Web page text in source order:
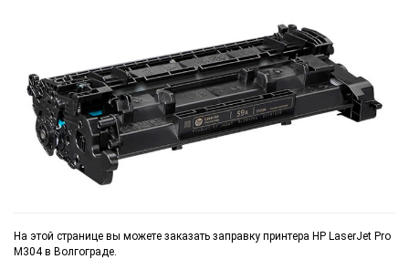
На этой странице вы можете заказать заправку принтера HP LaserJet Pro
M304 в Волгограде.